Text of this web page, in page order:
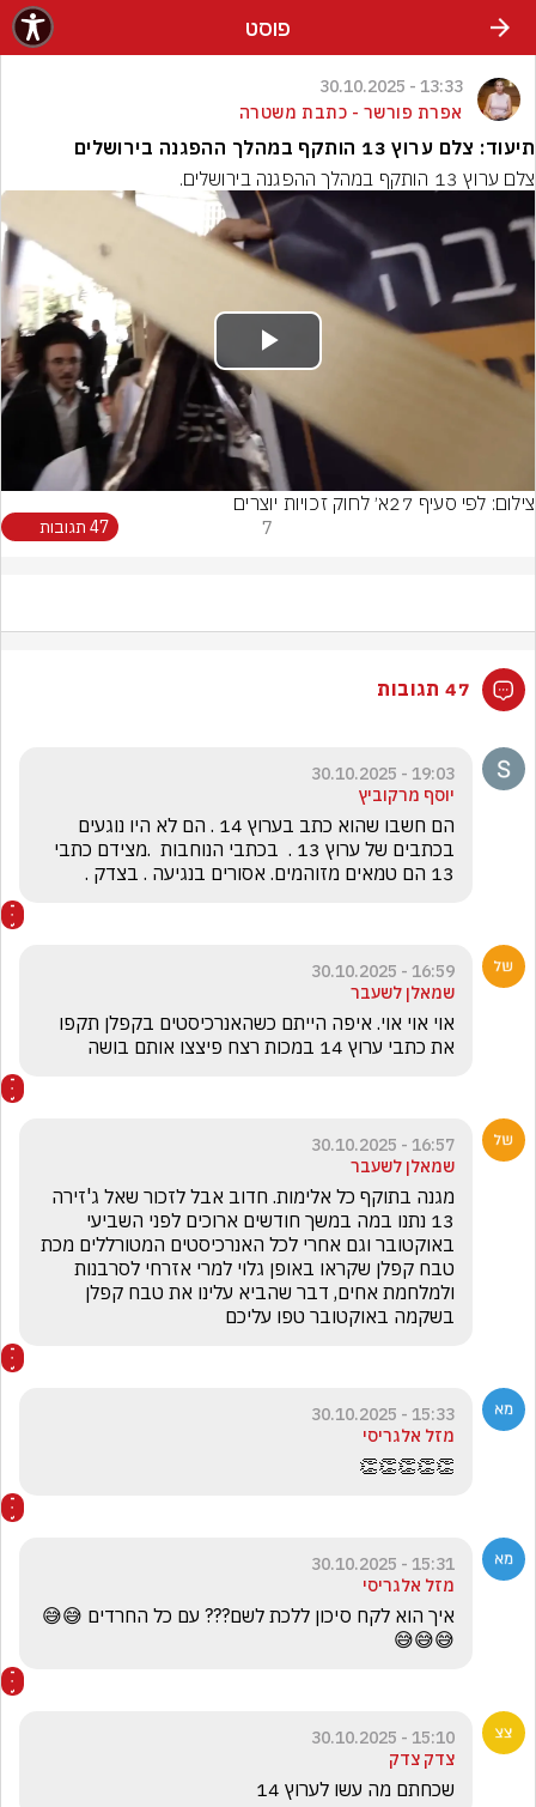
פוסט
13:33 - 30.10.2025
אפרת פורשר - כתבת משטרה
תיעוד: צלם ערוץ 13 הותקף במהלך ההפגנה בירושלים
צלם ערוץ 13 הותקף במהלך ההפגנה בירושלים.
Play
Video
צילום: לפי סעיף 27א׳ לחוק זכויות יוצרים
7 47 תגובות
47 תגובות
19:03 - 30.10.2025
יוסף מרקוביץ
13 הם טמאים מזוהמים. אסורים בנגיעה . בצדק .
16:59 - 30.10.2025
שמאלן לשעבר
את כתבי ערוץ 14 במכות רצח פיצצו אותם בושה
16:57 - 30.10.2025
שמאלן לשעבר
בשקמה באוקטובר טפו עליכם
15:33 - 30.10.2025
מזל אלגריסי
👏👏👏👏👏
15:31 - 30.10.2025
מזל אלגריסי
איך הוא לקח סיכון ללכת לשם??? עם כל החרדים 😅😅
😅😅😅
15:10 - 30.10.2025
צדק צדק
שכחתם מה עשו לערוץ 14